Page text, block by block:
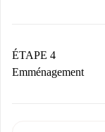
contact avec
Si refusé :
ÉTAPE 4
Emménagement